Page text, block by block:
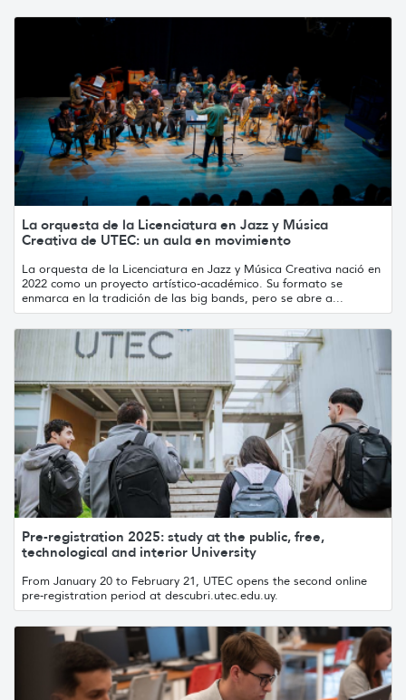
La orquesta de la Licenciatura en Jazz y Música
Creativa de UTEC: un aula en movimiento
La orquesta de la Licenciatura en Jazz y Música Creativa nació en
2022 como un proyecto artístico-académico. Su formato se
enmarca en la tradición de las big bands, pero se abre a...
Pre-registration 2025: study at the public, free,
technological and interior University
From January 20 to February 21, UTEC opens the second online
pre-registration period at descubri.utec.edu.uy.